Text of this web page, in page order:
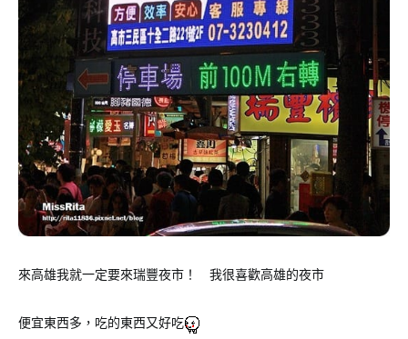
來高雄我就一定要來瑞豐夜市！ 我很喜歡高雄的夜市
便宜東西多，吃的東西又好吃